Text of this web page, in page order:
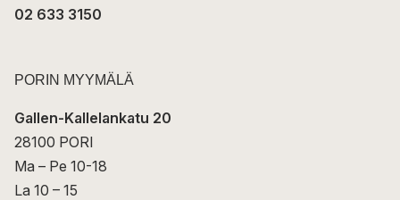
02 633 3150
PORIN MYYMÄLÄ
Gallen-Kallelankatu 20
28100 PORI
Ma – Pe 10-18
La 10 – 15